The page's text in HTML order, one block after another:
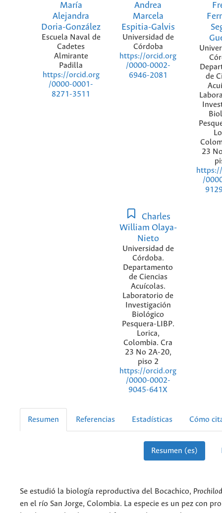
María
Alejandra
Doria-González
Escuela Naval de
Cadetes
Almirante
Padilla
https://orcid.org
/0000-0001-
8271-3511
Andrea
Marcela
Espitia-Galvis
Universidad de
Córdoba
https://orcid.org
/0000-0002-
6946-2081
de
23
/
Charles
William Olaya-
Nieto
Universidad de
Córdoba.
Departamento
de Ciencias
Acuícolas.
Laboratorio de
Investigación
Biológico
Pesquera-LIBP.
Lorica,
Colombia. Cra
23 No 2A-20,
piso 2
https://orcid.org
/0000-0002-
9045-641X
Resumen Referencias Estadísticas Cómo
Resumen (es)
Se estudió la biología reproductiva del Bocachico,
en el río San Jorge, Colombia. La especie es un pez con